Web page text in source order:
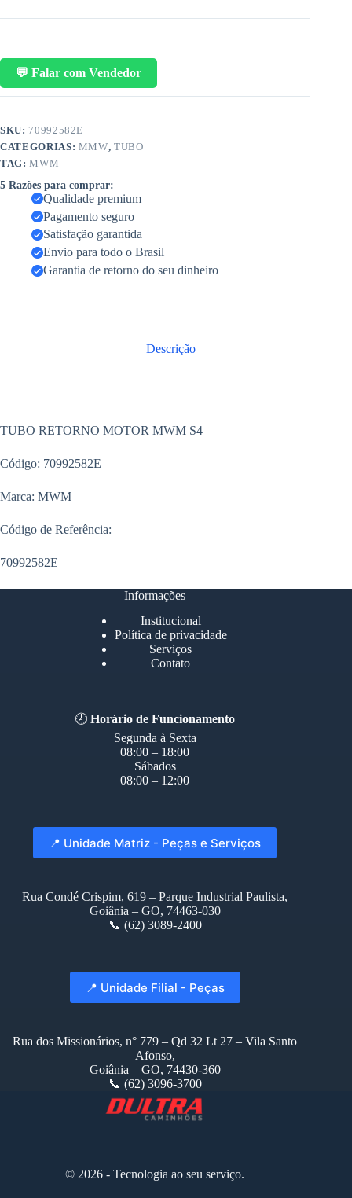
💬 Falar com Vendedor
SKU: 70992582E
CATEGORIAS: MMW,TUBO
TAG:MWM
5 Razões para comprar:
Qualidade premium
Pagamento seguro
Satisfação garantida
Envio para todo o Brasil
Garantia de retorno do seu dinheiro
Descrição
TUBO RETORNO MOTOR MWM S4
Código: 70992582E
Marca: MWM
Código de Referência:
70992582E
Informações
Institucional
Política de privacidade
Serviços
Contato
🕗Horário de Funcionamento
Segunda à Sexta
08:00 – 18:00
Sábados
08:00 – 12:00
📍 Unidade Matriz - Peças e Serviços
Rua Condé Crispim, 619 – Parque Industrial Paulista,
Goiânia – GO, 74463-030
📞 (62) 3089-2400
📍 Unidade Filial - Peças
Rua dos Missionários, n° 779 – Qd 32 Lt 27 – Vila Santo
Afonso,
Goiânia – GO, 74430-360
📞 (62) 3096-3700
© 2026 - Tecnologia ao seu serviço.